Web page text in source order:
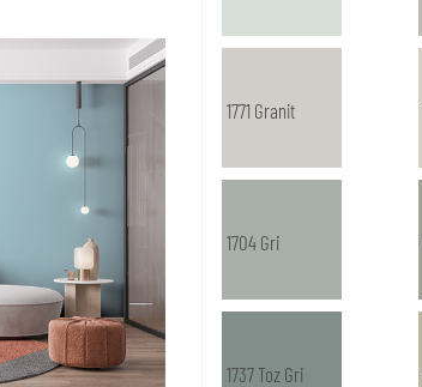
1771 Granit
1704 Gri
1737 Toz Gri